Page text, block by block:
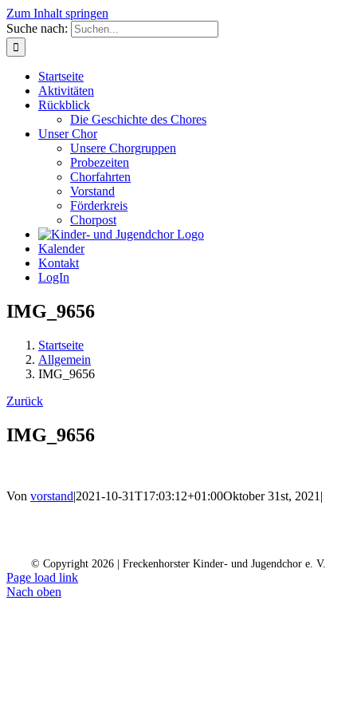
Zum Inhalt springen
Suche nach:
Startseite
Aktivitäten
Rückblick
Die Geschichte des Chores
Unser Chor
Unsere Chorgruppen
Probezeiten
Chorfahrten
Vorstand
Förderkreis
Chorpost
Kalender
Kontakt
LogIn
IMG_9656
Startseite
Allgemein
IMG_9656
Zurück
IMG_9656
Von vorstand|2021-10-31T17:03:12+01:00Oktober 31st, 2021 |
© Copyright 2026 | Freckenhorster Kinder- und Jugendchor e. V.
Page load link
Nach oben